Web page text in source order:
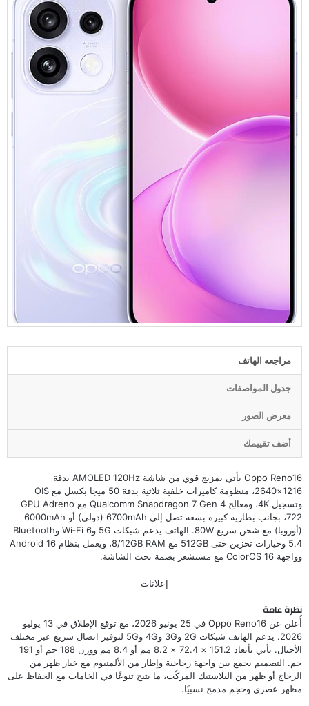
مراجعه الهاتف
جدول المواصفات
معرض الصور
أضف تقييمك
Oppo Reno16 يأتي بمزيج قوي من شاشة AMOLED 120Hz بدقة
1216×2640، منظومة كاميرات خلفية ثلاثية بدقة 50 ميجا بكسل مع OIS
وتسجيل 4K، ومعالج Qualcomm Snapdragon 7 Gen 4 مع GPU Adreno
722، بجانب بطارية كبيرة بسعة تصل إلى 6700mAh (دولي) أو 6000mAh
(أوروبا) مع شحن سريع 80W. الهاتف يدعم شبكات 5G وWi‑Fi 6 وBluetooth
5.4 وخيارات تخزين حتى 512GB مع 8/12GB RAM، ويعمل بنظام Android 16
وواجهة ColorOS 16 مع مستشعر بصمة تحت الشاشة.
إعلانات
نظرة عامة
أُعلن عن Oppo Reno16 في 25 يونيو 2026، مع توقع الإطلاق في 13 يوليو
2026. يدعم الهاتف شبكات 2G و3G و4G و5G لتوفير اتصال سريع عبر مختلف
الأجيال. يأتي بأبعاد 151.2 × 72.4 × 8.2 مم أو 8.4 مم ووزن 188 جم أو 191
جم. التصميم يجمع بين واجهة زجاجية وإطار من الألمنيوم مع خيار ظهر من
الزجاج أو ظهر من البلاستيك المركّب، ما يتيح تنوعًا في الخامات مع الحفاظ على
مظهر عصري وحجم مدمج نسبيًا.